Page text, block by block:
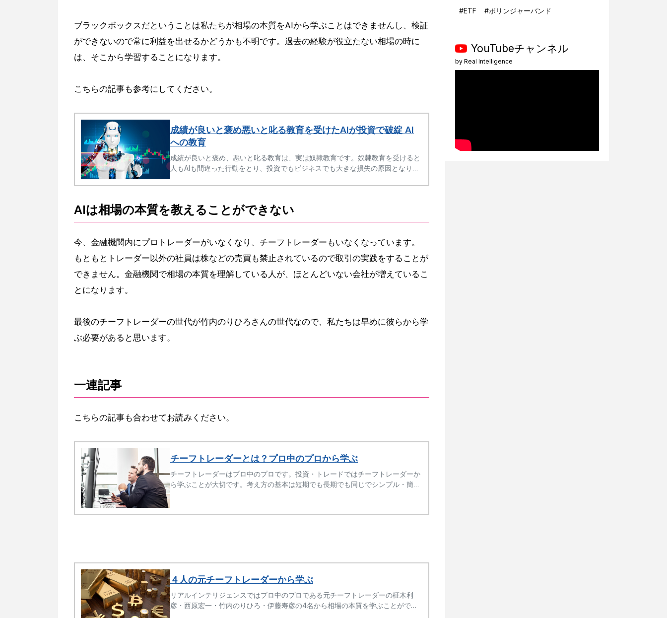
ブラックボックスだということは私たちが相場の本質をAIから学ぶことはできませんし、検証
ができないので常に利益を出せるかどうかも不明です。過去の経験が役立たない相場の時に
は、そこから学習することになります。
こちらの記事も参考にしてください。
成績が良いと褒め悪いと叱る教育を受けたAIが投資で破綻 AI
への教育
成績が良いと褒め、悪いと叱る教育は、実は奴隷教育です。奴隷教育を受けると
人もAIも間違った行動をとり、投資でもビジネスでも大きな損失の原因となりま
AIは相場の本質を教えることができない
今、金融機関内にプロトレーダーがいなくなり、チーフトレーダーもいなくなっています。
もともとトレーダー以外の社員は株などの売買も禁止されているので取引の実践をすることが
できません。金融機関で相場の本質を理解している人が、ほとんどいない会社が増えているこ
とになります。
最後のチーフトレーダーの世代が竹内のりひろさんの世代なので、私たちは早めに彼らから学
ぶ必要があると思います。
一連記事
こちらの記事も合わせてお読みください。
チーフトレーダーとは？プロ中のプロから学ぶ
チーフトレーダーはプロ中のプロです。投資・トレードではチーフトレーダーか
ら学ぶことが大切です。考え方の基本は短期でも長期でも同じでシンプル・簡単
４人の元チーフトレーダーから学ぶ
リアルインテリジェンスではプロ中のプロである元チーフトレーダーの柾木利
彦・西原宏一・竹内のりひろ・伊藤寿彦の4名から相場の本質を学ぶことができ
#ETF #ボリンジャーバンド
YouTubeチャンネル
by Real Intelligence